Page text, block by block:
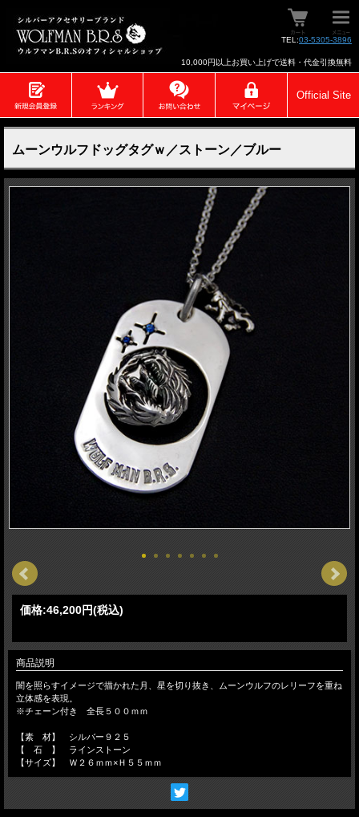
TEL:03-5305-3896
10,000円以上お買い上げで送料・代金引換無料
Official Site
ムーンウルフドッグタグｗ／ストーン／ブルー
価格:46,200円(税込)
商品説明
闇を照らすイメージで描かれた月、星を切り抜き、ムーンウルフのレリーフを重ね
立体感を表現。
※チェーン付き 全長５００ｍｍ
【素 材】 シルバー９２５
【 石 】 ラインストーン
【サイズ】 Ｗ２６ｍｍ×Ｈ５５ｍｍ